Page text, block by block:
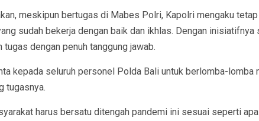
meskipun bertugas di Mabes Polri, Kapolri mengaku
sudah bekerja dengan baik dan ikhlas. Dengan inisiatifnya
tugas dengan penuh tanggung jawab.
kepada seluruh personel Polda Bali untuk berlomba-
tugasnya.
harus bersatu ditengah pandemi ini sesuai seperti